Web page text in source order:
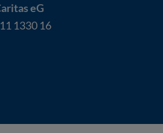
eG
1330 16